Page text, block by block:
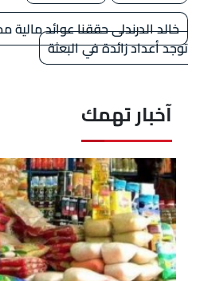
خالد الدرندلى حققنا عوائد
توجد أعداد زائدة في البعثة
آخبار تهمك